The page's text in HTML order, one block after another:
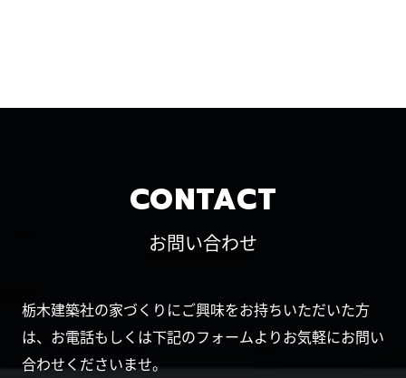
CONTACT
お問い合わせ
栃木建築社の家づくりにご興味をお持ちいただいた方
は、お電話もしくは下記のフォームよりお気軽にお問い
合わせくださいませ。